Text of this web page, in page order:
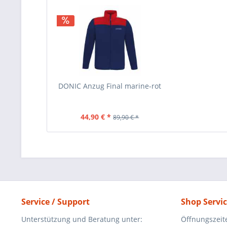
DONIC Anzug Final marine-rot
44,90 € * 89,90 € *
Service / Support
Unterstützung und Beratung unter:
Shop